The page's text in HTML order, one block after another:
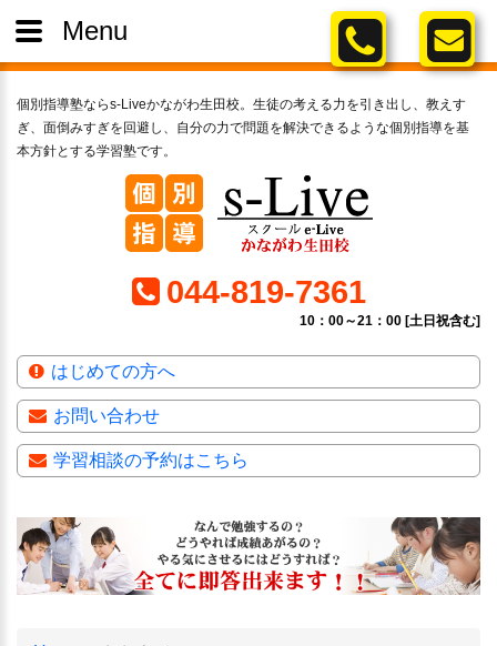
個別指導塾ならs-Liveかながわ生田校。生徒の考える力を引き出し、教えす
ぎ、面倒みすぎを回避し、自分の力で問題を解決できるような個別指導を基
本方針とする学習塾です。
044-819-7361
10：00～21：00 [土日祝含む]
はじめての方へ
お問い合わせ
学習相談の予約はこちら
Menu